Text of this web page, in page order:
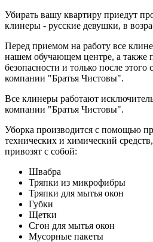
Убирать вашу квартиру приедут
клинеры - русские девушки, в
Перед приемом на работу все
нашем обучающем центре, а также
безопасности и только после
компании "Братья Чистовы".
Все клинеры работают
компании "Братья Чистовы".
Уборка производится с помощью
технических и химический
привозят с собой:
Швабра
Тряпки из микрофибры
Тряпки для мытья окон
Губки
Щетки
Сгон для мытья окон
Мусорные пакеты